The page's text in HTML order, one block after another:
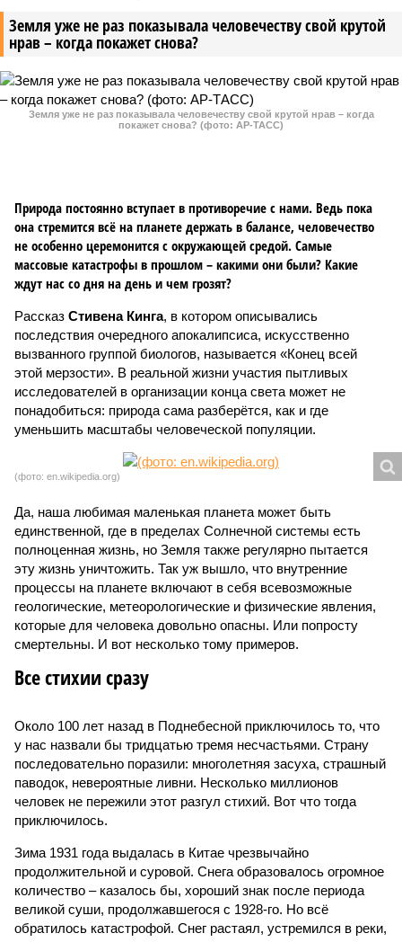
Земля уже не раз показывала человечеству свой крутой
нрав – когда покажет снова?
Земля уже не раз показывала человечеству свой крутой нрав – когда
покажет снова? (фото: АР-ТАСС)
Природа постоянно вступает в противоречие с нами. Ведь пока
она стремится всё на планете держать в балансе, человечество
не особенно церемонится с окружающей средой. Самые
массовые катастрофы в прошлом – какими они были? Какие
ждут нас со дня на день и чем грозят?
Рассказ Стивена Кинга, в котором описывались
последствия очередного апокалипсиса, искусственно
вызванного группой биологов, называется «Конец всей
этой мерзости». В реальной жизни участия пытливых
исследователей в организации конца света может не
понадобиться: природа сама разберётся, как и где
уменьшить масштабы человеческой популяции.
(фото: en.wikipedia.org)
Да, наша любимая маленькая планета может быть
единственной, где в пределах Солнечной системы есть
полноценная жизнь, но Земля также регулярно пытается
эту жизнь уничтожить. Так уж вышло, что внутренние
процессы на планете включают в себя всевозможные
геологические, метеорологические и физические явления,
которые для человека довольно опасны. Или попросту
смертельны. И вот несколько тому примеров.
Все стихии сразу
Около 100 лет назад в Поднебесной приключилось то, что
у нас назвали бы тридцатью тремя несчастьями. Страну
последовательно поразили: многолетняя засуха, страшный
паводок, невероятные ливни. Несколько миллионов
человек не пережили этот разгул стихий. Вот что тогда
приключилось.
Зима 1931 года выдалась в Китае чрезвычайно
продолжительной и суровой. Снега образовалось огромное
количество – казалось бы, хороший знак после периода
великой суши, продолжавшегося с 1928-го. Но всё
обратилось катастрофой. Снег растаял, устремился в реки,